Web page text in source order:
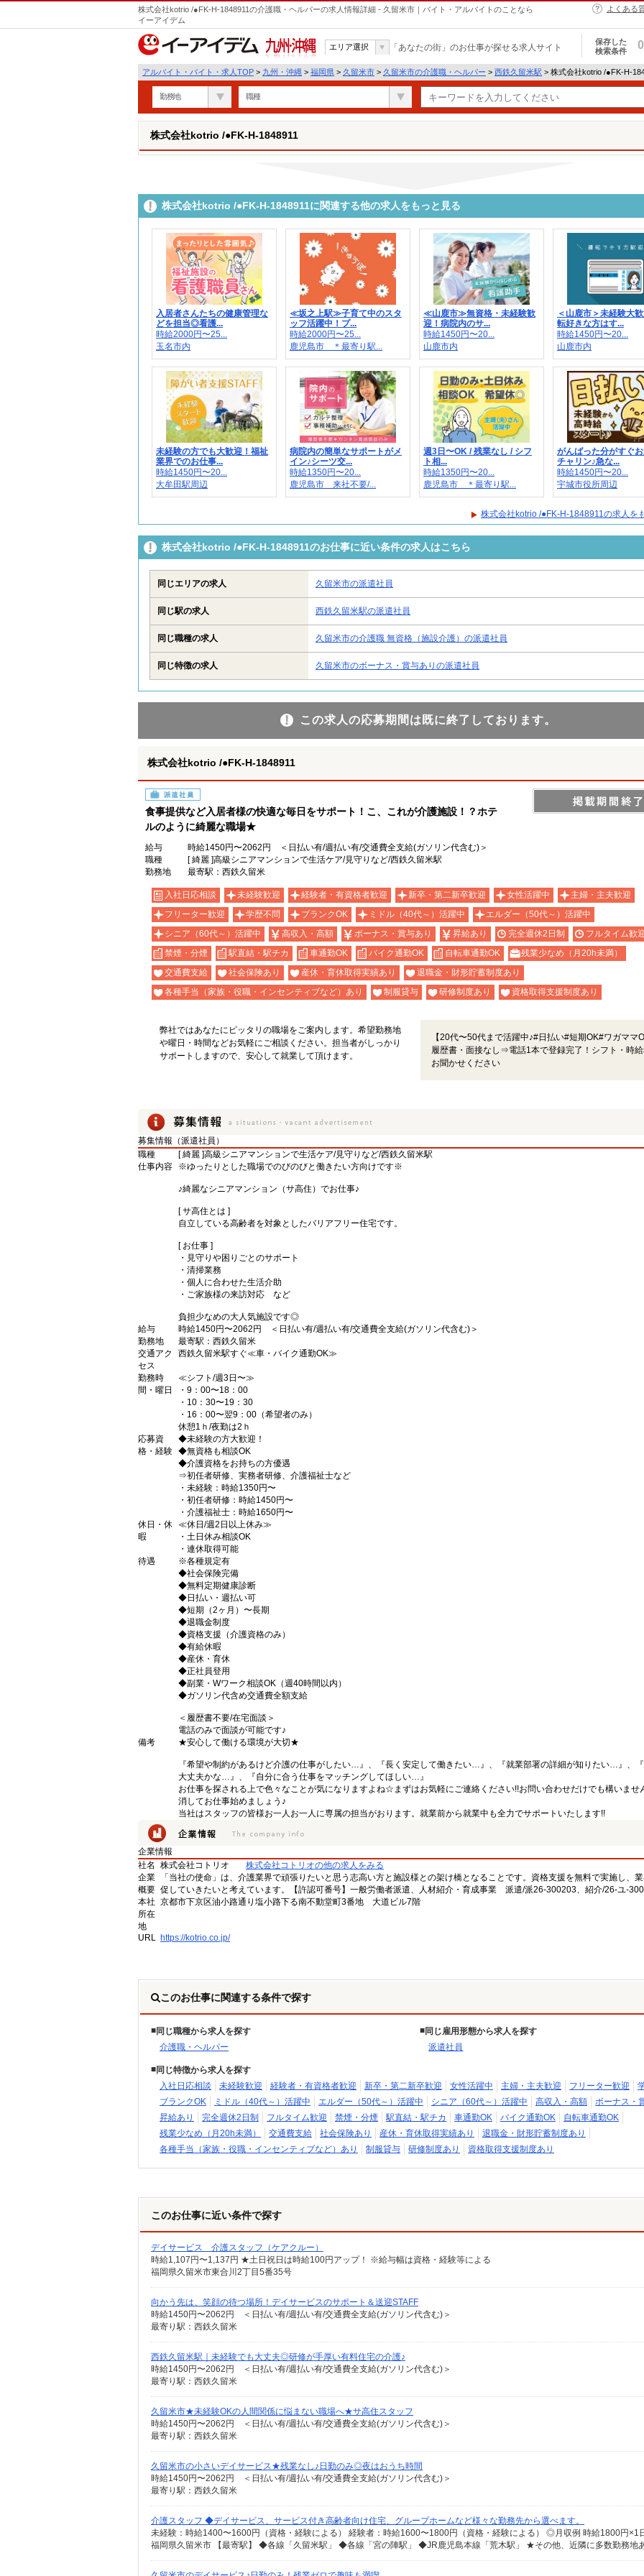
株式会社kotrio /●FK-H-1848911の介護職・ヘルパーの求人情報詳細 - 久留米市｜バイト・アルバイトのことなら
イーアイデム
よくある
九州・沖縄
エリア選択 「あなたの街」のお仕事が探せる求人サイト
保存した
検索条件
0
アルバイト・バイト・求人TOP > 九州・沖縄 > 福岡県 > 久留米市 > 久留米市の介護職・ヘルパー > 西鉄久留米駅 > 株式会社kotrio /●FK-H-
勤務地 職種
株式会社kotrio /●FK-H-1848911
株式会社kotrio /●FK-H-1848911に関連する他の求人をもっと見る
入居者さんたちの健康管理な
どを担当◎看護...
時給2000円〜25...
玉名市内
≪坂之上駅≫子育て中のスタ
ッフ活躍中！プ...
時給2000円〜25...
鹿児島市 ＊最寄り駅...
≪山鹿市≫無資格・未経験歓
迎！病院内のサ...
時給1450円〜20...
山鹿市内
＜山鹿市＞未経験大
転好きな方はす...
時給1450円〜20...
山鹿市内
未経験の方でも大歓迎！福祉
業界でのお仕事...
時給1450円〜20...
大牟田駅周辺
病院内の簡単なサポートがメ
イン♪シーツ交...
時給1350円〜20...
鹿児島市 来社不要/...
週3日〜OK / 残業なし / シフ
ト相...
時給1350円〜20...
鹿児島市 ＊最寄り駅...
がんばった分がすぐ
チャリン♪急な...
時給1450円〜20...
宇城市役所周辺
株式会社kotrio /●FK-H-1848911の求人を
株式会社kotrio /●FK-H-1848911のお仕事に近い条件の求人はこちら
同じエリアの求人 久留米市の派遣社員
同じ駅の求人 西鉄久留米駅の派遣社員
同じ職種の求人 久留米市の介護職 無資格（施設介護）の派遣社員
同じ特徴の求人 久留米市のボーナス・賞与ありの派遣社員
この求人の応募期間は既に終了しております。
株式会社kotrio /●FK-H-1848911
派遣社員
食事提供など入居者様の快適な毎日をサポート！こ、これが介護施設！？ホテ
ルのように綺麗な職場★
給与
時給1450円〜2062円 ＜日払い有/週払い有/交通費全支給(ガソリン代含む)＞
職種
[ 綺麗 ]高級シニアマンションで生活ケア/見守りなど/西鉄久留米駅
勤務地
最寄駅：西鉄久留米
入社日応相談 未経験歓迎 経験者・有資格者歓迎 新卒・第二新卒歓迎 女性活躍中
主婦・主夫歓迎
フリーター歓迎
学歴不問 ブランクOK ミドル（40代～）活躍中
エルダー（50代～）活躍中
シニア（60代～）活躍中
高収入・高額 ボーナス・賞与あり 昇給あり 完全週休2日制
フルタイム歓
禁煙・分煙
駅直結・駅チカ 車通勤OK バイク通勤OK 自転車通勤OK
残業少なめ（月20h未満）
交通費支給
社会保険あり 産休・育休取得実績あり
退職金・財形貯蓄制度あり
各種手当（家族・役職・インセンティブなど）あり
制服貸与 研修制度あり 資格取得支援制度あり
弊社ではあなたにピッタリの職場をご案内します。希望勤務地
や曜日・時間などお気軽にご相談ください。担当者がしっかり
サポートしますので、安心して就業して頂けます。
【20代〜50代まで活躍中♪#日払い#短期OK#ワガママ
履歴書・面接なし⇒電話1本で登録完了！シフト・時
お聞かせください
募集情報（派遣社員）
職種
[ 綺麗 ]高級シニアマンションで生活ケア/見守りなど/西鉄久留米駅
仕事内容
※ゆったりとした職場でのびのびと働きたい方向けです※
♪綺麗なシニアマンション（サ高住）でお仕事♪
[ サ高住とは ]
自立している高齢者を対象としたバリアフリー住宅です。
[ お仕事 ]
・見守りや困りごとのサポート
・清掃業務
・個人に合わせた生活介助
・ご家族様の来訪対応 など
負担少なめの大人気施設です◎
給与
時給1450円〜2062円 ＜日払い有/週払い有/交通費全支給(ガソリン代含む)＞
勤務地
最寄駅：西鉄久留米
交通アク
セス
西鉄久留米駅すぐ≪車・バイク通勤OK≫
勤務時
間・曜日
≪シフト/週3日〜≫
・9：00〜18：00
・10：30〜19：30
・16：00〜翌9：00（希望者のみ）
休憩1ｈ/夜勤は2ｈ
応募資
格・経験
◆未経験の方大歓迎！
◆無資格も相談OK
◆介護資格をお持ちの方優遇
⇒初任者研修、実務者研修、介護福祉士など
・未経験：時給1350円〜
・初任者研修：時給1450円〜
・介護福祉士：時給1650円〜
休日・休
暇
≪休日/週2日以上休み≫
・土日休み相談OK
・連休取得可能
待遇
※各種規定有
◆社会保険完備
◆無料定期健康診断
◆日払い・週払い可
◆短期（2ヶ月）〜長期
◆退職金制度
◆資格支援（介護資格のみ）
◆有給休暇
◆産休・育休
◆正社員登用
◆副業・Wワーク相談OK（週40時間以内）
◆ガソリン代含め交通費全額支給
＜履歴書不要/在宅面談＞
電話のみで面談が可能です♪
備考
★安心して働ける環境が大切★
『希望や制約があるけど介護の仕事がしたい…』、『長く安定して働きたい…』、『就業部署の詳細が知りたい…』、
大丈夫かな…』、『自分に合う仕事をマッチングしてほしい…』
お仕事を探される上で色々なことが気になりますよね☆まずはお気軽にご連絡ください!!お問い合わせだけでも構いませ
消してお仕事始めましょう♪
当社はスタッフの皆様お一人お一人に専属の担当がおります。就業前から就業中も全力でサポートいたします!!
企業情報
社名
株式会社コトリオ
株式会社コトリオの他の求人をみる
企業
概要
「当社の使命」は、介護業界で頑張りたいと思う志高い方と施設様との架け橋となることです。資格支援を無料で実施し、
促していきたいと考えています。【許認可番号】一般労働者派遣、人材紹介・育成事業 派遣/派26-300203、紹介/26-ユ-
本社
所在
地
京都市下京区油小路通り塩小路下る南不動堂町3番地 大道ビル7階
URL https://kotrio.co.jp/
このお仕事に関連する条件で探す
同じ職種から求人を探す
介護職・ヘルパー
同じ雇用形態から求人を探す
派遣社員
同じ特徴から求人を探す
入社日応相談
未経験歓迎 経験者・有資格者歓迎 新卒・第二新卒歓迎 女性活躍中 主婦・主夫歓迎 フリーター歓迎
ブランクOK
ミドル（40代～）活躍中 エルダー（50代～）活躍中 シニア（60代～）活躍中 高収入・高額
ボーナス・
昇給あり
完全週休2日制 フルタイム歓迎 禁煙・分煙 駅直結・駅チカ 車通勤OK バイク通勤OK
自転車通勤OK
残業少なめ（月20h未満）
交通費支給 社会保険あり 産休・育休取得実績あり
退職金・財形貯蓄制度あり
各種手当（家族・役職・インセンティブなど）あり
制服貸与 研修制度あり 資格取得支援制度あり
このお仕事に近い条件で探す
デイサービス 介護スタッフ（ケアクルー）
時給1,107円〜1,137円 ★土日祝日は時給100円アップ！ ※給与幅は資格・経験等による
福岡県久留米市東合川2丁目5番35号
向かう先は、笑顔の待つ場所！デイサービスのサポート＆送迎STAFF
時給1450円〜2062円 ＜日払い有/週払い有/交通費全支給(ガソリン代含む)＞
最寄り駅：西鉄久留米
西鉄久留米駅｜未経験でも大丈夫◎研修が手厚い有料住宅の介護♪
時給1450円〜2062円 ＜日払い有/週払い有/交通費全支給(ガソリン代含む)＞
最寄り駅：西鉄久留米
久留米市★未経験OKの人間関係に悩まない職場へ★サ高住スタッフ
時給1450円〜2062円 ＜日払い有/週払い有/交通費全支給(ガソリン代含む)＞
最寄り駅：西鉄久留米
久留米市の小さいデイサービス★残業なし♪日勤のみ◎夜はおうち時間
時給1450円〜2062円 ＜日払い有/週払い有/交通費全支給(ガソリン代含む)＞
最寄り駅：西鉄久留米
介護スタッフ ◆デイサービス、サービス付き高齢者向け住宅、グループホームなど様々な勤務先から選べます。